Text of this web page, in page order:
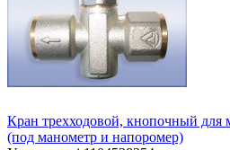
Кран трехходовой, кнопочный для
(под манометр и напоромер)